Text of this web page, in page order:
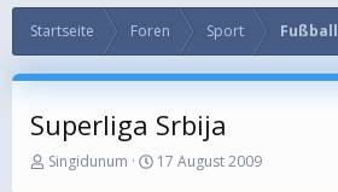
Startseite Foren Sport Fußball
Superliga Srbija
ESingidunum
E17 August 2009